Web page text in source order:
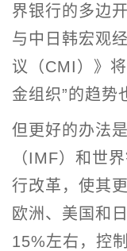
界银行的多边
与中日韩宏观
议（CMI）》
金组织”的趋势
但更好的办法
（IMF）和世
行改革，使其
欧洲、美国和
15%左右，控